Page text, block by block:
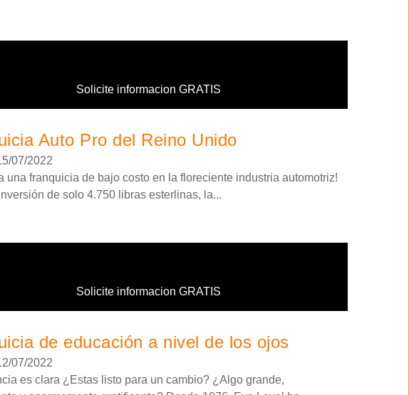
Solicite informacion GRATIS
Auto Pro del Reino Unido
07/2022
una franquicia de bajo costo en la floreciente industria automotriz!
de solo 4.750 libras esterlinas, la...
Solicite informacion GRATIS
de educación a nivel de los ojos
07/2022
es clara ¿Estas listo para un cambio? ¿Algo grande,